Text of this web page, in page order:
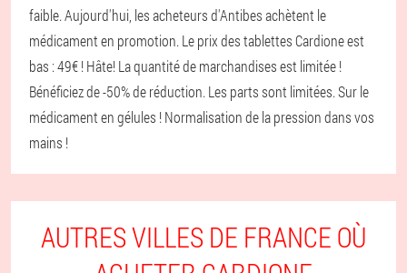
faible. Aujourd'hui, les acheteurs d'Antibes achètent le
médicament en promotion. Le prix des tablettes Cardione est
bas : 49€ ! Hâte! La quantité de marchandises est limitée !
Bénéficiez de -50% de réduction. Les parts sont limitées. Sur le
médicament en gélules ! Normalisation de la pression dans vos
mains !
AUTRES VILLES DE FRANCE OÙ